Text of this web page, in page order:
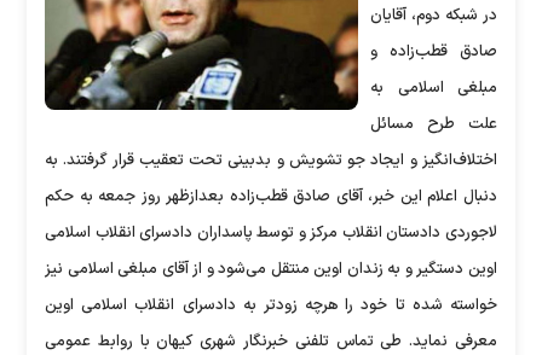
در شبکه دوم، آقایان
صادق قطب‌زاده و
مبلغی اسلامی به
علت طرح مسائل
اختلاف‌انگیز و ایجاد جو تشویش و بدبینی تحت تعقیب قرار گرفتند. به
دنبال اعلام این خبر، آقای صادق قطب‌زاده بعدازظهر روز جمعه به حکم
لاجوردی دادستان انقلاب مرکز و توسط پاسداران دادسرای انقلاب اسلامی
اوین دستگیر و به زندان اوین منتقل می‌شود و از آقای مبلغی اسلامی نیز
خواسته شده تا خود را هرچه زود‌تر به دادسرای انقلاب اسلامی اوین
معرفی نماید. طی تماس تلفنی خبرنگار شهری کیهان با روابط عمومی